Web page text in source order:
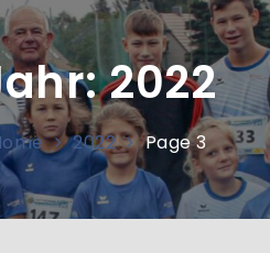
2022
2022 Page 3